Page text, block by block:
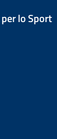
lo Sport